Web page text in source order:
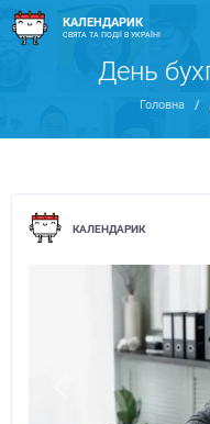
КАЛЕНДАРИК
СВЯТА ТА ПОДІЇ В УКРАЇНІ
День
Головна /
КАЛЕНДАРИК